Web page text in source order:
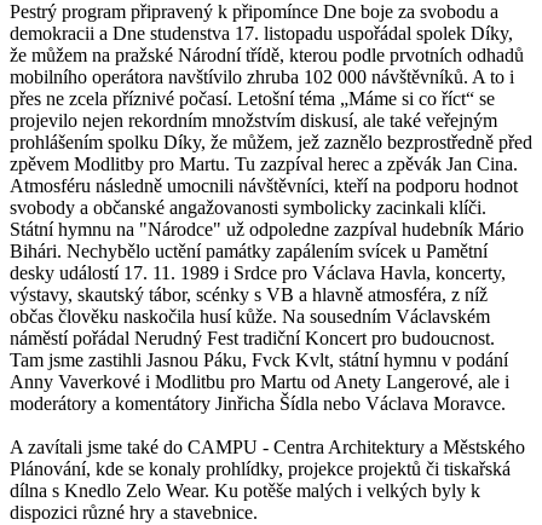
Pestrý program připravený k připomínce Dne boje za svobodu a
demokracii a Dne studenstva 17. listopadu uspořádal spolek Díky,
že můžem na pražské Národní třídě, kterou podle prvotních odhadů
mobilního operátora navštívilo zhruba 102 000 návštěvníků. A to i
přes ne zcela příznivé počasí. Letošní téma „Máme si co říct“ se
projevilo nejen rekordním množstvím diskusí, ale také veřejným
prohlášením spolku Díky, že můžem, jež zaznělo bezprostředně před
zpěvem Modlitby pro Martu. Tu zazpíval herec a zpěvák Jan Cina.
Atmosféru následně umocnili návštěvníci, kteří na podporu hodnot
svobody a občanské angažovanosti symbolicky zacinkali klíči.
Státní hymnu na "Národce" už odpoledne zazpíval hudebník Mário
Bihári. Nechybělo uctění památky zapálením svícek u Pamětní
desky událostí 17. 11. 1989 i Srdce pro Václava Havla, koncerty,
výstavy, skautský tábor, scénky s VB a hlavně atmosféra, z níž
občas člověku naskočila husí kůže. Na sousedním Václavském
náměstí pořádal Nerudný Fest tradiční Koncert pro budoucnost.
Tam jsme zastihli Jasnou Páku, Fvck Kvlt, státní hymnu v podání
Anny Vaverkové i Modlitbu pro Martu od Anety Langerové, ale i
moderátory a komentátory Jinřicha Šídla nebo Václava Moravce.
A zavítali jsme také do CAMPU - Centra Architektury a Městského
Plánování, kde se konaly prohlídky, projekce projektů či tiskařská
dílna s Knedlo Zelo Wear. Ku potěše malých i velkých byly k
dispozici různé hry a stavebnice.